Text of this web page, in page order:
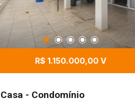
R$ 1.150.000,00 V
Casa - Condomínio